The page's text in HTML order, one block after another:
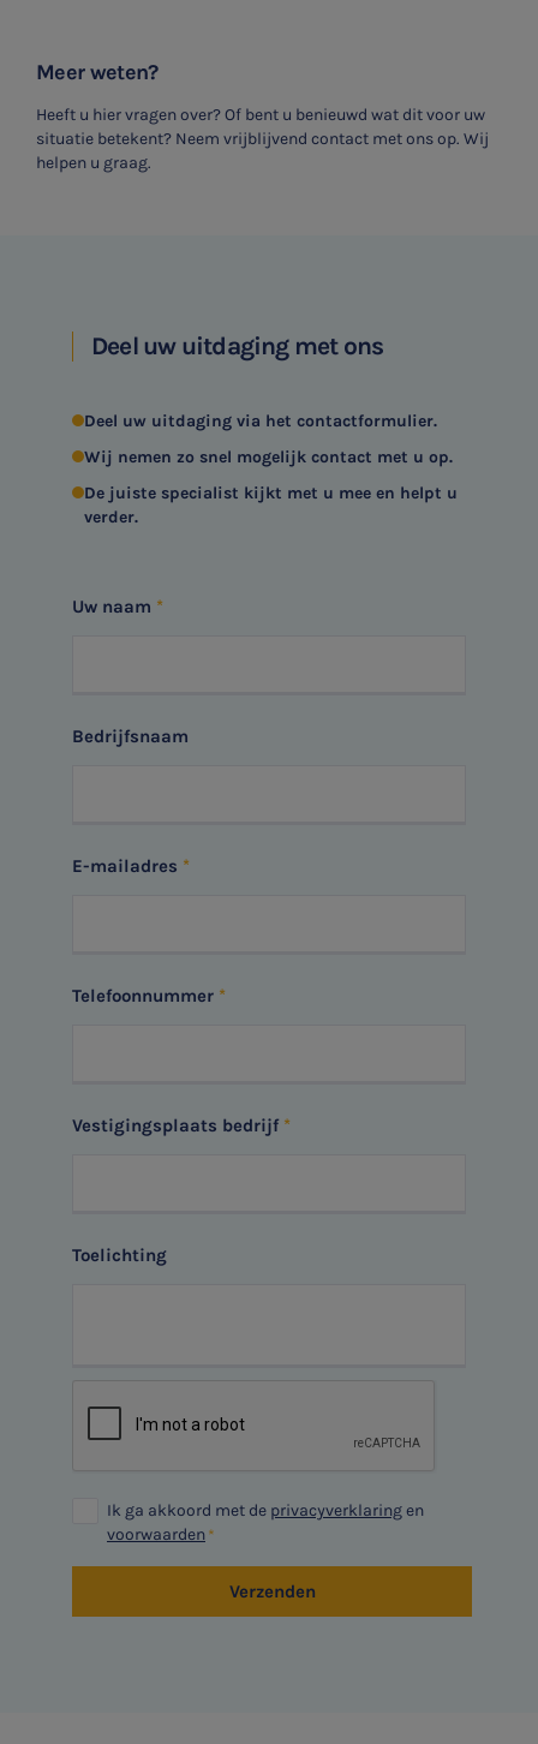
Zonder gedoe
Typ hieronder uw zoekterm
WKR
Jaarrekening controle
Belastingadvies
E-commerce
Vacatures
Aanmelden topic-meldingen
het topic: Stikstof
E-mailadres
Meer weten?
Heeft u hier vragen over? Of bent u benieuwd wat dit voor uw
situatie betekent? Neem vrijblijvend contact met ons op. Wij
helpen u graag.
Deel uw uitdaging met ons
Deel uw uitdaging via het contactformulier.
Wij nemen zo snel mogelijk contact met u op.
De juiste specialist kijkt met u mee en helpt u
verder.
Uw naam
Bedrijfsnaam
E-mailadres
Telefoonnummer
Vestigingsplaats bedrijf
Toelichting
Ik ga akkoord met de privacyverklaringen
voorwaarden
Verzenden